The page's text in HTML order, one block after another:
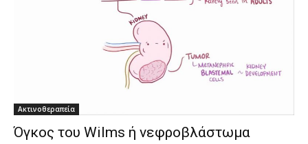
Ακτινοθεραπεία
Όγκος του Wilms ή νεφροβλάστωμα